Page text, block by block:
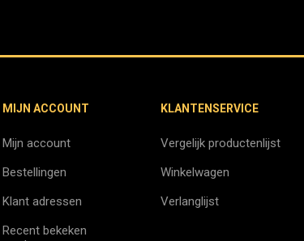
MIJN ACCOUNT
Mijn account
Bestellingen
Klant adressen
Recent bekeken
KLANTENSERVICE
Vergelijk productenlijst
Winkelwagen
Verlanglijst